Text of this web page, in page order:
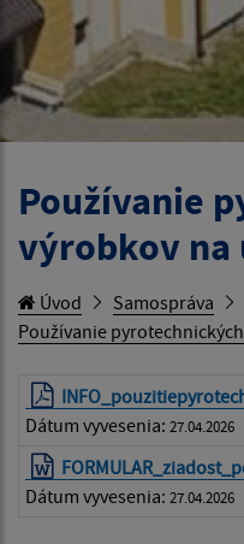
Používanie
výrobkov na
Úvod
Samospráva
Používanie
Dátum vyvesenia: 27.04.2026
Dátum vyvesenia: 27.04.2026